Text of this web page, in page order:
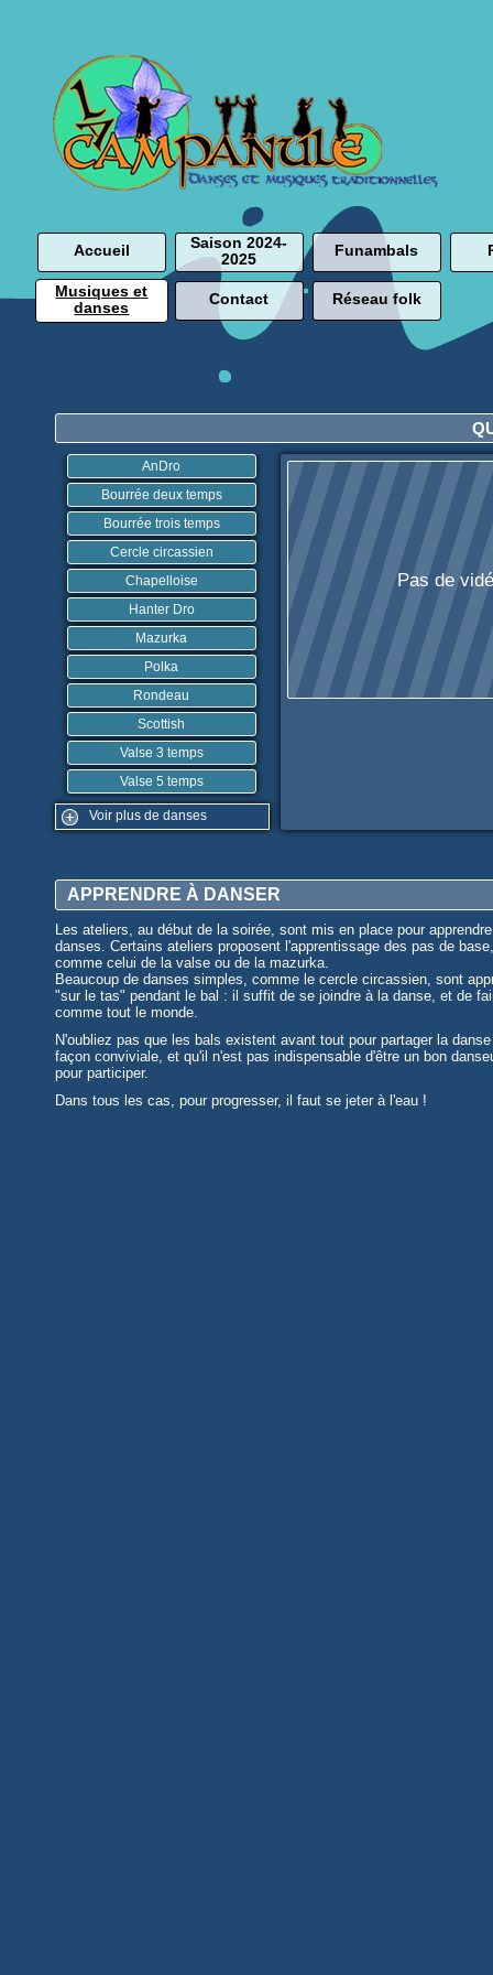
Accueil
Saison 2024-
2025
Funambals
Musiques et
danses
Contact Réseau folk
AnDro
Bourrée deux temps
Bourrée trois temps
Cercle circassien
Chapelloise
Hanter Dro
Mazurka
Polka
Rondeau
Scottish
Valse 3 temps
Valse 5 temps
Voir plus de danses
Pas de
APPRENDRE À DANSER
Les ateliers, au début de la soirée, sont mis en place pour
danses. Certains ateliers proposent l'apprentissage des pas de base,
comme celui de la valse ou de la mazurka.
Beaucoup de danses simples, comme le cercle circassien, sont
"sur le tas" pendant le bal : il suffit de se joindre à la danse, et de
comme tout le monde.
N'oubliez pas que les bals existent avant tout pour partager la
façon conviviale, et qu'il n'est pas indispensable d'être un bon
pour participer.
Dans tous les cas, pour progresser, il faut se jeter à l'eau !